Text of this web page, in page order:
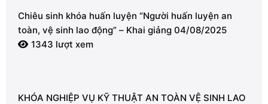
Chiêu sinh khóa huấn luyện “Người huấn luyện an
toàn, vệ sinh lao động” – Khai giảng 04/08/2025
1343 lượt xem
KHÓA NGHIỆP VỤ KỸ THUẬT AN TOÀN VỆ SINH LAO